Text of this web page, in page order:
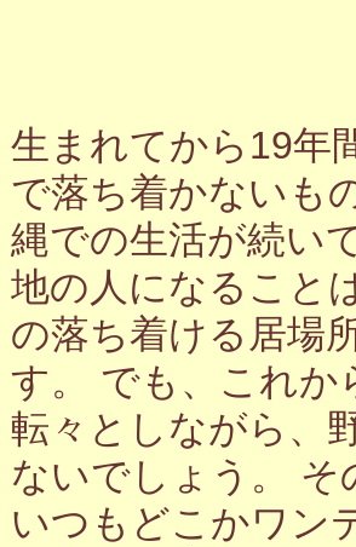
生まれてから19年
で落ち着かないも
縄での生活が続い
地の人になること
の落ち着ける居場
す。 でも、これか
転々としながら、
ないでしょう。
いつもどこかワン